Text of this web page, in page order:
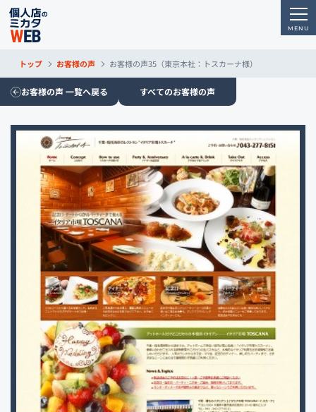
トップ お客様の声 お客様の声35（東京本社：トスカーナ様）
お客様の声 一覧へ戻る すべてのお客様の声